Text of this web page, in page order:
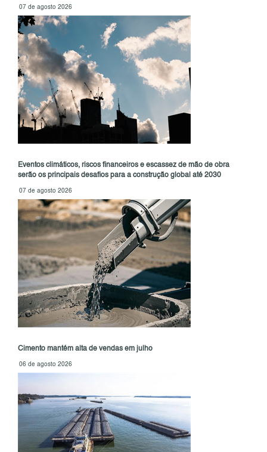
07 de agosto 2026
Eventos climáticos, riscos financeiros e escassez de mão de obra
serão os principais desafios para a construção global até 2030
07 de agosto 2026
Cimento mantém alta de vendas em julho
06 de agosto 2026